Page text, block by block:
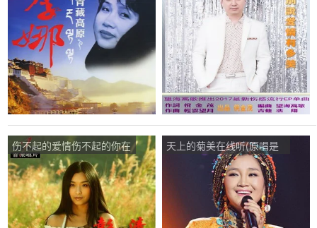
唱点播:53次
空（不回访了）演唱点
播:54次
伤不起的爱情伤不起的你在
线听(原唱是彭清)，情ySq
演唱点播:146次
天上的菊美在线听(原唱是
降央卓玛)，人生如梦演唱